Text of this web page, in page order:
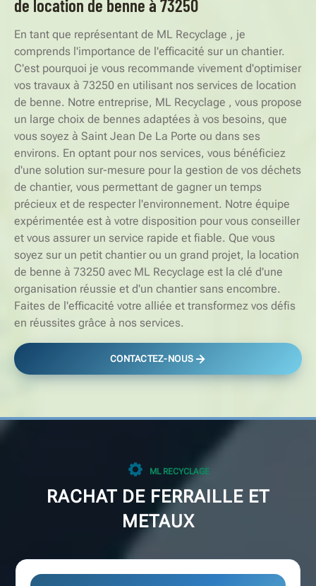
de location de benne à 73250
En tant que représentant de ML Recyclage , je
comprends l'importance de l'efficacité sur un chantier.
C'est pourquoi je vous recommande vivement d'optimiser
vos travaux à 73250 en utilisant nos services de location
de benne. Notre entreprise, ML Recyclage , vous propose
un large choix de bennes adaptées à vos besoins, que
vous soyez à Saint Jean De La Porte ou dans ses
environs. En optant pour nos services, vous bénéficiez
d'une solution sur-mesure pour la gestion de vos déchets
de chantier, vous permettant de gagner un temps
précieux et de respecter l'environnement. Notre équipe
expérimentée est à votre disposition pour vous conseiller
et vous assurer un service rapide et fiable. Que vous
soyez sur un petit chantier ou un grand projet, la location
de benne à 73250 avec ML Recyclage est la clé d'une
organisation réussie et d'un chantier sans encombre.
Faites de l'efficacité votre alliée et transformez vos défis
en réussites grâce à nos services.
CONTACTEZ-NOUS
ML RECYCLAGE
RACHAT DE FERRAILLE ET
METAUX